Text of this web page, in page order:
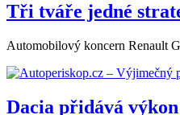
Tři tváře jedné
Automobilový koncern Renault
Dacia přidává